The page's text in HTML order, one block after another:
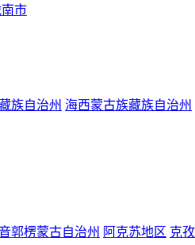
南市
族自治州 海西蒙古族藏族自治州
郭楞蒙古自治州 阿克苏地区 克